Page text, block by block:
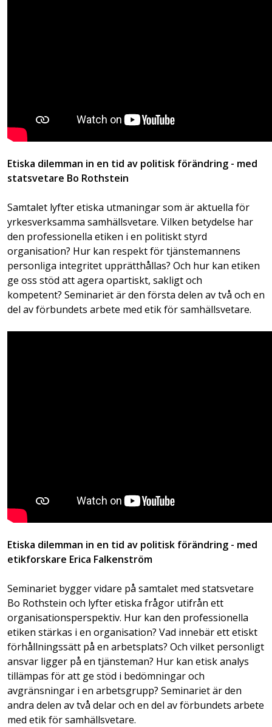
Etiska dilemman in en tid av politisk förändring - med
statsvetare Bo Rothstein
Samtalet lyfter etiska utmaningar som är aktuella för
yrkesverksamma samhällsvetare. Vilken betydelse har
den professionella etiken i en politiskt styrd
organisation? Hur kan respekt för tjänstemannens
personliga integritet upprätthållas? Och hur kan etiken
ge oss stöd att agera opartiskt, sakligt och
kompetent? Seminariet är den första delen av två och en
del av förbundets arbete med etik för samhällsvetare.
Etiska dilemman in en tid av politisk förändring - med
etikforskare Erica Falkenström
Seminariet bygger vidare på samtalet med statsvetare
Bo Rothstein och lyfter etiska frågor utifrån ett
organisationsperspektiv. Hur kan den professionella
etiken stärkas i en organisation? Vad innebär ett etiskt
förhållningssätt på en arbetsplats? Och vilket personligt
ansvar ligger på en tjänsteman? Hur kan etisk analys
tillämpas för att ge stöd i bedömningar och
avgränsningar i en arbetsgrupp? Seminariet är den
andra delen av två delar och en del av förbundets arbete
med etik för samhällsvetare.